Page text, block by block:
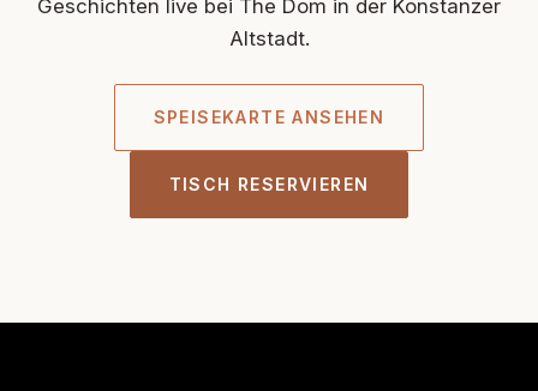
Geschichten live bei The Dom in der Konstanzer
Altstadt.
SPEISEKARTE ANSEHEN
TISCH RESERVIEREN